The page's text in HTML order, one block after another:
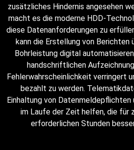
zusätzliches Hindernis angesehen
macht es die moderne HDD-
diese Datenanforderungen zu
kann die Erstellung von Berichten
Bohrleistung digital
handschriftlichen
Fehlerwahrscheinlichkeit verringert
bezahlt zu werden.
Einhaltung von
im Laufe der Zeit helfen, die für
erforderlichen Stunden